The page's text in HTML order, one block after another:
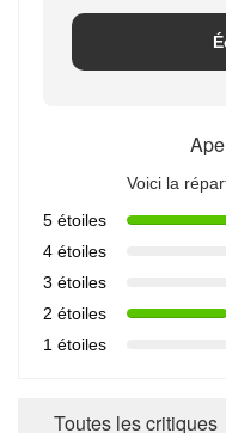
Voici la
5 étoiles
4 étoiles
3 étoiles
2 étoiles
1 étoiles
Toutes les critiques